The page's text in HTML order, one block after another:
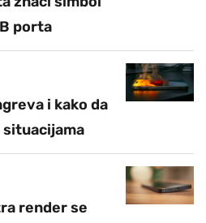
porta
i kako da
render se